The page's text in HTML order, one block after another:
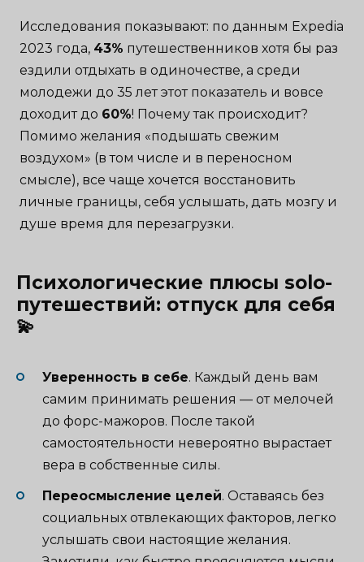
Исследования показывают: по данным Expedia
2023 года, 43% путешественников хотя бы раз
ездили отдыхать в одиночестве, а среди
молодежи до 35 лет этот показатель и вовсе
доходит до 60%! Почему так происходит?
Помимо желания «подышать свежим
воздухом» (в том числе и в переносном
смысле), все чаще хочется восстановить
личные границы, себя услышать, дать мозгу и
душе время для перезагрузки.
Психологические плюсы solo-
путешествий: отпуск для себя
💫
Уверенность в себе. Каждый день вам
самим принимать решения — от мелочей
до форс-мажоров. После такой
самостоятельности невероятно вырастает
вера в собственные силы.
Переосмысление целей. Оставаясь без
социальных отвлекающих факторов, легко
услышать свои настоящие желания.